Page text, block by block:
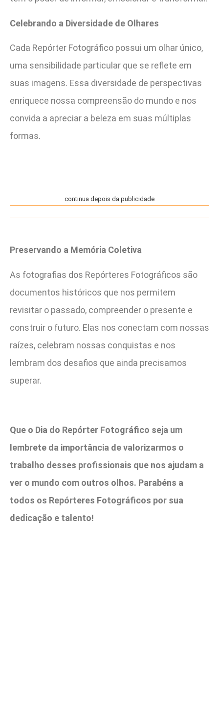
Celebrando a Diversidade de Olhares
Cada Repórter Fotográfico possui um olhar único,
uma sensibilidade particular que se reflete em
suas imagens. Essa diversidade de perspectivas
enriquece nossa compreensão do mundo e nos
convida a apreciar a beleza em suas múltiplas
formas.
continua depois da publicidade
Preservando a Memória Coletiva
As fotografias dos Repórteres Fotográficos são
documentos históricos que nos permitem
revisitar o passado, compreender o presente e
construir o futuro. Elas nos conectam com nossas
raízes, celebram nossas conquistas e nos
lembram dos desafios que ainda precisamos
superar.
Que o Dia do Repórter Fotográfico seja um
lembrete da importância de valorizarmos o
trabalho desses profissionais que nos ajudam a
ver o mundo com outros olhos. Parabéns a
todos os Repórteres Fotográficos por sua
dedicação e talento!